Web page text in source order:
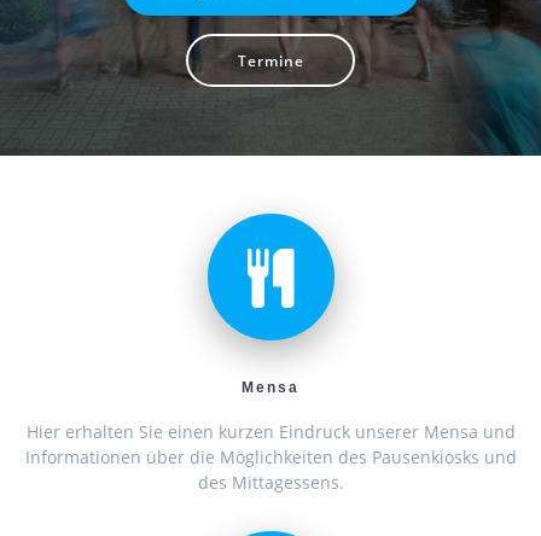
Termine
Mensa
Hier erhalten Sie einen kurzen Eindruck unserer Mensa und
Informationen über die Möglichkeiten des Pausenkiosks und
des Mittagessens.